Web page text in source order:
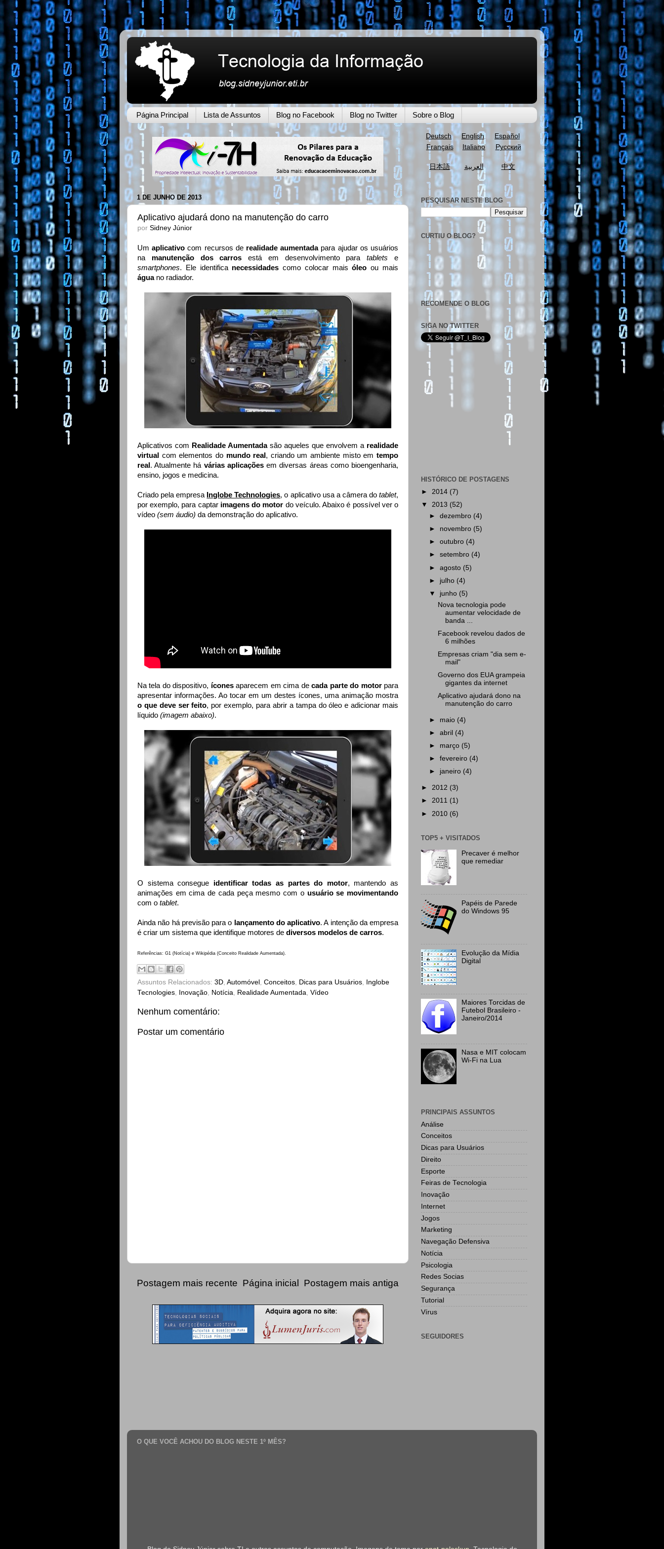
Página Principal Lista de Assuntos Blog no Facebook Blog no Twitter Sobre o Blog
1 DE JUNHO DE 2013
Aplicativo ajudará dono na manutenção do carro
por Sidney Júnior
Umaplicativocom recursos de realidade aumentadapara ajudar os usuários
na manutenção dos carros está em desenvolvimento paratabletse
smartphones. Ele identifica necessidadescomo colocar maisóleoou mais
água no radiador.
Aplicativos com Realidade Aumentadasão aqueles que envolvem a realidade
virtual com elementos do mundo real , criando um ambiente misto emtempo
real . Atualmente há várias aplicaçõesem diversas áreas como bioengenharia,
ensino, jogos e medicina.
Criado pela empresa Inglobe Technologies, o aplicativo usa a câmera dotablet,
por exemplo, para captar imagens do motor do veículo. Abaixo é possível ver o
vídeo (sem áudio) da demonstração do aplicativo.
Na tela do dispositivo, íconesaparecem em cima decada parte do motorpara
apresentar informações. Ao tocar em um destes ícones, uma animação mostra
o que deve ser feito, por exemplo, para abrir a tampa do óleo e adicionar mais
líquido (imagem abaixo).
O sistema consegue identificar todas as partes do motor, mantendo as
animações em cima de cada peça mesmo com o usuário se movimentando
com o tablet.
Ainda não há previsão para o lançamento do aplicativo. A intenção da empresa
é criar um sistema que identifique motores de diversos modelos de carros.
Referências: G1 (Notícia) e Wikipédia (Conceito Realidade Aumentada).
Assuntos Relacionados: 3D Automóvel Conceitos Dicas para Usuários Inglobe
Tecnologies Inovação Notícia Realidade Aumentada Vídeo
Nenhum comentário:
Postar um comentário
Postagem mais recente Postagem mais antiga
Página inicial
Deutsch English
Español
Français
Italiano Русский
日本語 العربية 中文
PESQUISAR NESTE BLOG
CURTIU O BLOG?
RECOMENDE O BLOG
SIGA NO TWITTER
HISTÓRICO DE POSTAGENS
► 2014 (7)
▼ 2013 (52)
►dezembro (4)
► novembro (5)
►outubro (4)
►setembro (4)
►agosto (5)
► julho (4)
▼ junho (5)
Nova tecnologia pode
aumentar velocidade de
banda ...
Facebook revelou dados de
6 milhões
Empresas criam "dia sem e-
mail"
Governo dos EUA grampeia
gigantes da internet
Aplicativo ajudará dono na
manutenção do carro
► maio (4)
►abril (4)
► março (5)
►fevereiro (4)
► janeiro (4)
► 2012 (3)
► 2011 (1)
► 2010 (6)
TOP5 + VISITADOS
Precaver é melhor
que remediar
Papéis de Parede
do Windows 95
Evolução da Mídia
Digital
Maiores Torcidas de
Futebol Brasileiro -
Janeiro/2014
Nasa e MIT colocam
Wi-Fi na Lua
PRINCIPAIS ASSUNTOS
Análise
Conceitos
Dicas para Usuários
Direito
Esporte
Feiras de Tecnologia
Inovação
Internet
Jogos
Marketing
Navegação Defensiva
Notícia
Psicologia
Redes Socias
Segurança
Tutorial
Vírus
SEGUIDORES
O QUE VOCÊ ACHOU DO BLOG NESTE 1º MÊS?